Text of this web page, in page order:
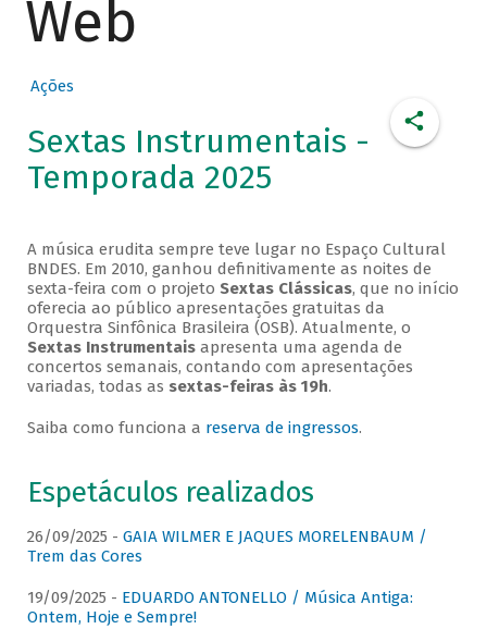
Web
Ações
Sextas Instrumentais -
Temporada 2025
A música erudita sempre teve lugar no Espaço Cultural
BNDES. Em 2010, ganhou definitivamente as noites de
sexta-feira com o projeto Sextas Clássicas, que no início
oferecia ao público apresentações gratuitas da
Orquestra Sinfônica Brasileira (OSB). Atualmente, o
Sextas Instrumentaisapresenta uma agenda de
concertos semanais, contando com apresentações
variadas, todas as sextas-feiras às 19h.
Saiba como funciona a reserva de ingressos.
Espetáculos realizados
26/09/2025 - GAIA WILMER E JAQUES MORELENBAUM /
Trem das Cores
19/09/2025 - EDUARDO ANTONELLO / Música Antiga:
Ontem, Hoje e Sempre!